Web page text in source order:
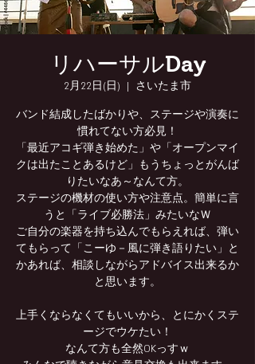
リハーサルDay
2月22日(日)
  |
さいたま市
バンド結成したばかりや、ステージや演奏に
慣れてない方必見！
「最近アコギ弾き始めた」や「オープンマイ
クは出たことあるけど」もうちょっとがんば
りたいなあ～なんて方。
ステージの機材の使い方や注意点。簡単に言
うと「ライブ必勝法」みたいなＷ
ご自分の楽器を持ち込んでもらえれば、弾い
てもらって「こーゆ－風に弾き語りたい」と
かあれば、相談しながらアドバイス出来るか
と思います。
上手くならなくてもいいから、とにかくステ
ージでウケたい！
なんて方も全然OKっすｗ